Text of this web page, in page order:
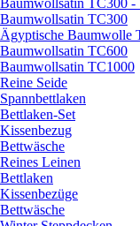
Baumwollsatin TC300
Baumwollsatin TC300
Ägyptische Baumwolle
Baumwollsatin TC600
Baumwollsatin TC1000
Reine Seide
Spannbettlaken
Bettlaken-Set
Kissenbezug
Bettwäsche
Reines Leinen
Bettlaken
Kissenbezüge
Bettwäsche